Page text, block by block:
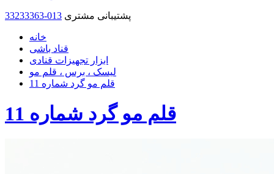
33233363-013 پشتیبانی مشتری
خانه
قناد باشی
ابزار تجهیزات قنادی
لیسک ، برس ، قلم مو
قلم مو گرد شماره 11
قلم مو گرد شماره 11